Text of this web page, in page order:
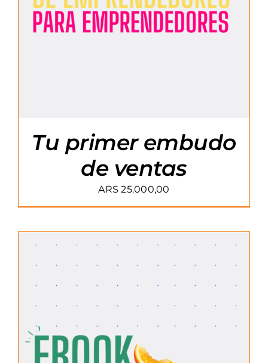
Tu primer embudo
de ventas
ARS 25.000,00